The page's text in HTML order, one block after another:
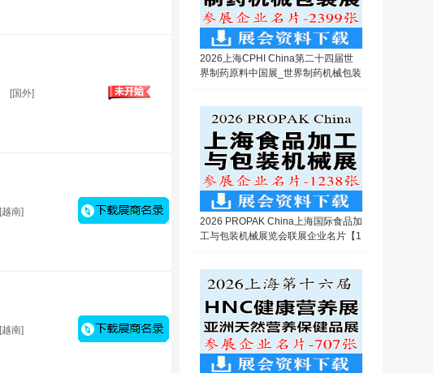
[国外]
[越南]
[越南]
2026上海CPHI China第二十四届世
界制药原料中国展_世界制药机械包装
2026 PROPAK China上海国际食品加
工与包装机械展览会联展企业名片【1